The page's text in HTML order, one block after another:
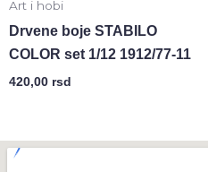
Art i hobi
Drvene boje STABILO
COLOR set 1/12 1912/77-11
420,00 rsd